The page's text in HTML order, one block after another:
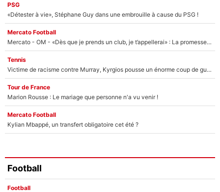
PSG
«Détester à vie», Stéphane Guy dans une embrouille à cause du PSG !
Mercato Football
Mercato - OM - «Dès que je prends un club, je t’appellerai» : La promesse de Marcelino au moment de claquer la porte
Tennis
Victime de racisme contre Murray, Kyrgios pousse un énorme coup de gueule !
Tour de France
Marion Rousse : Le mariage que personne n'a vu venir !
Mercato Football
Kylian Mbappé, un transfert obligatoire cet été ?
Football
Football